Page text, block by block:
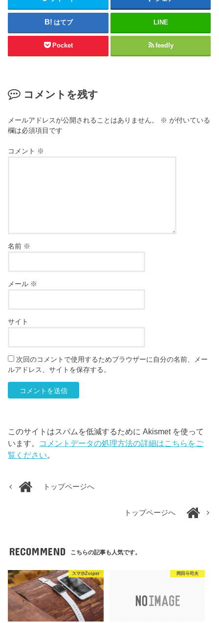
はてブ LINE
Pocket feedly
コメントを残す
メールアドレスが公開されることはありません。 ※ が付いている
欄は必須項目です
コメント ※
名前 ※
メール ※
サイト
次回のコメントで使用するためブラウザーに自分の名前、メー
ルアドレス、サイトを保存する。
このサイトはスパムを低減するために Akismet を使って
います。 コメントデータの処理方法の詳細はこちらをご
覧ください。
トップページへ
トップページへ
RECOMMEND こちらの記事も人気です。
スマホZoiper 岡田斗司夫